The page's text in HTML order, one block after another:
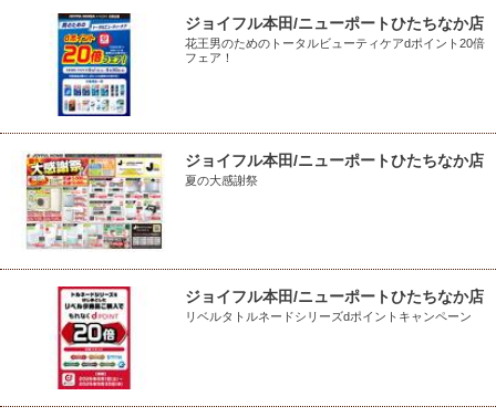
ジョイフル本田/ニューポートひたちなか店
花王男のためのトータルビューティケアdポイント20倍
フェア！
ジョイフル本田/ニューポートひたちなか店
夏の大感謝祭
ジョイフル本田/ニューポートひたちなか店
リベルタトルネードシリーズdポイントキャンペーン